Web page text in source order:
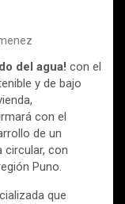
del agua! con el
y de bajo
con el
de un
circular, con
Puno.
que